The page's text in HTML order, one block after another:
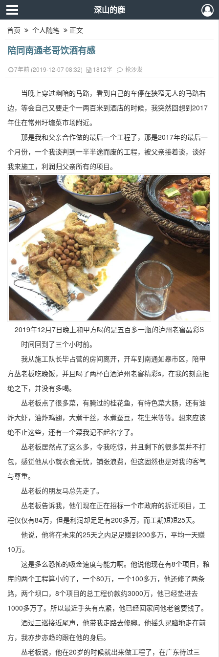
深山的鹿
首页 个人随笔 正文
陪同南通老哥饮酒有感
7年前 (2019-12-07 08:32) 1812字 抢沙发
当晚上穿过幽暗的马路，看到自己的车停在狭窄无人的马路右
边，等会自己又要走个一两百米到酒店的时候， 我突然回想到2017
年住在常州圩塘菜市场附近。
那是我和父亲合作做的最后一个工程了，那是2017年的最后一
个月份，一个我谈判到一半半途而废的工程，被父亲接着谈，谈好
我来施工，利润归父亲所有的项目。
2019年12月7日晚上和甲方喝的是五百多一瓶的泸州老窖晶彩S
时间回到了三个小时前。
我从施工队长毕占营的房间离开，开车到南通如皋市区，陪甲
方丛老板吃晚饭，并且喝了两杯白酒泸州老窖精彩s，在我的刻意拒
绝之下，并没有多喝。
丛老板点了很多菜，有腌过的桂花鱼，有特色菜大肠，还有油
炸大虾，油炸鸡翅，大煮干丝，水煮蚕豆，花生米等等。想来应该
绝不止这些，还有一个菜我记不起名字了。
丛老板居然点了这么多，令我吃惊，并且剩下的很多菜并不打
包，感觉他从小就衣食无忧，铺张浪费，但这固然也是对我的客气
与尊重。
丛老板的朋友马总先走了。
丛老板告诉我，他们现在正在招标一个市政府的拆迁项目，工
程仅仅有84万，但是利润却足足有200多万，而工期短短25天。
他说，他将在未来的25天之内足足赚到200多万，平均一天赚
10万。
这是多么恐怖的吸金速度与能力啊。他说他现在有8个项目，粮
库的两个工程算小的了，一个80万，一个100多万，他还修了两条
路，两个坝口，8个项目的总工程价款约3000万，他已经垫进去
1000多万了。所以最近手头有点紧，他已经回家问他老爸要钱了。
酒过三巡接近尾声，他带我走路去修脚。他摇头晃脑地走在前
方，我亦步亦趋的跟在他的身后。
丛老板说，他在20岁的时候就出来做工程了，在广东待过三